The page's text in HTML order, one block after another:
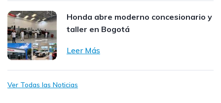
Honda abre moderno concesionario y
taller en Bogotá
Leer Más
Ver Todas las Noticias